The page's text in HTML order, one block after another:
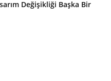
Değişikliği Başka Bir